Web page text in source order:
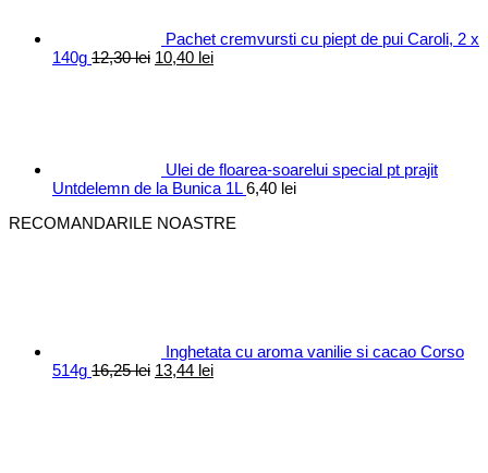
Pachet cremvursti cu piept de pui Caroli, 2 x
140g 12,30lei Prețul
10,40 leiPrețul
Ulei de floarea-soarelui special pt prajit
Untdelemn de la Bunica 1L 6,40 lei
RECOMANDARILE NOASTRE
Inghetata cu aroma vanilie si cacao Corso
514g 16,25lei Prețul
13,44 leiPrețul